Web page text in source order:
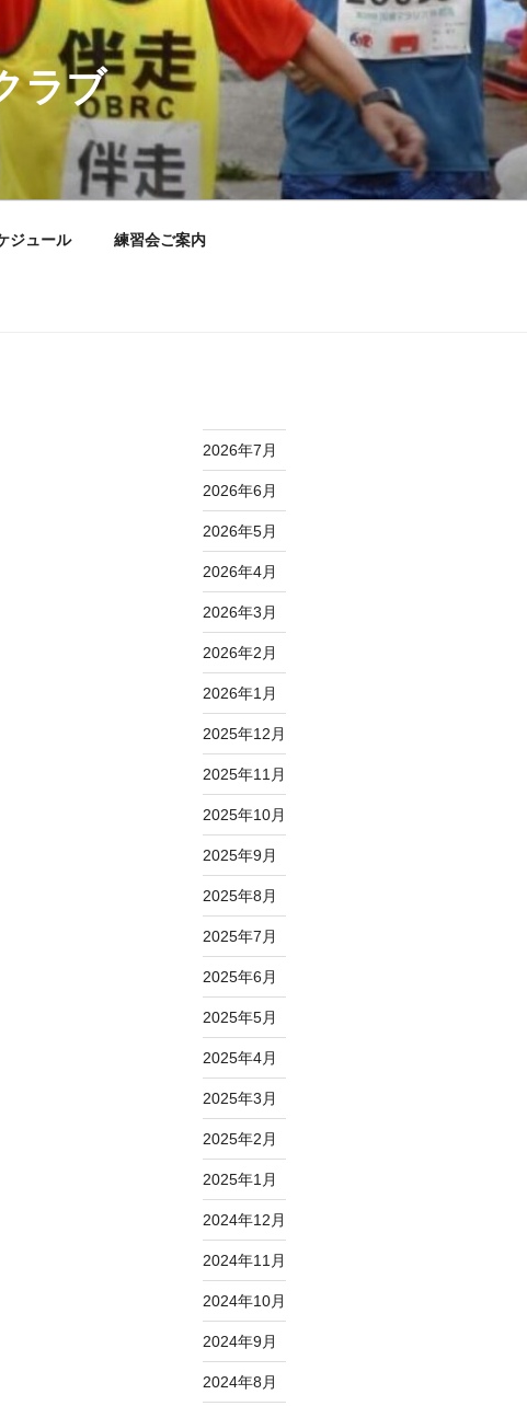
ラブ
ジュール 練習会ご案内
2026年7月
2026年6月
2026年5月
2026年4月
2026年3月
2026年2月
2026年1月
2025年12月
2025年11月
2025年10月
2025年9月
2025年8月
2025年7月
2025年6月
2025年5月
2025年4月
2025年3月
2025年2月
2025年1月
2024年12月
2024年11月
2024年10月
2024年9月
2024年8月